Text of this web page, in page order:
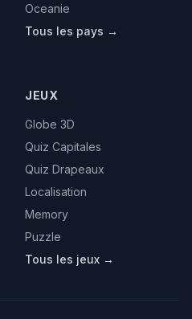
Oceanie
Tous les pays →
JEUX
Globe 3D
Quiz Capitales
Quiz Drapeaux
Localisation
Memory
Puzzle
Tous les jeux →